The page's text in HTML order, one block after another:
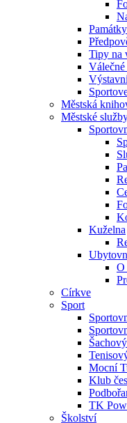
Tipy na
Městská
Městské
Kuželna
O
Církve
Sport
Mocní
Klub
TK
Školství